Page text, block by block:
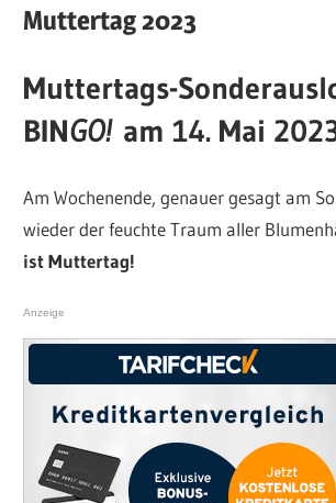
Muttertag 2023
Muttertags-
BINGO! am 14. Mai
Am Wochenende, genauer gesagt am
wieder der feuchte Traum aller
ist Muttertag!
Anzeige